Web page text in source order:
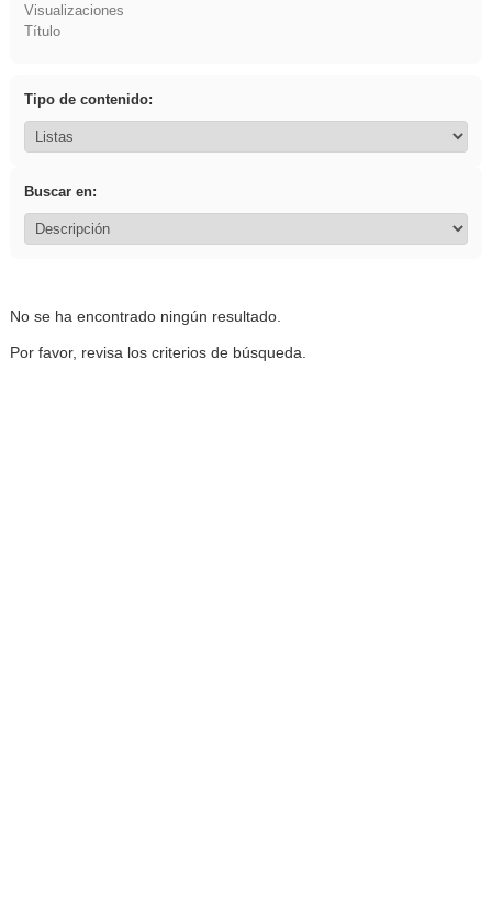
Visualizaciones
Título
Tipo de contenido:
Buscar en:
No se ha encontrado ningún resultado.
Por favor, revisa los criterios de búsqueda.